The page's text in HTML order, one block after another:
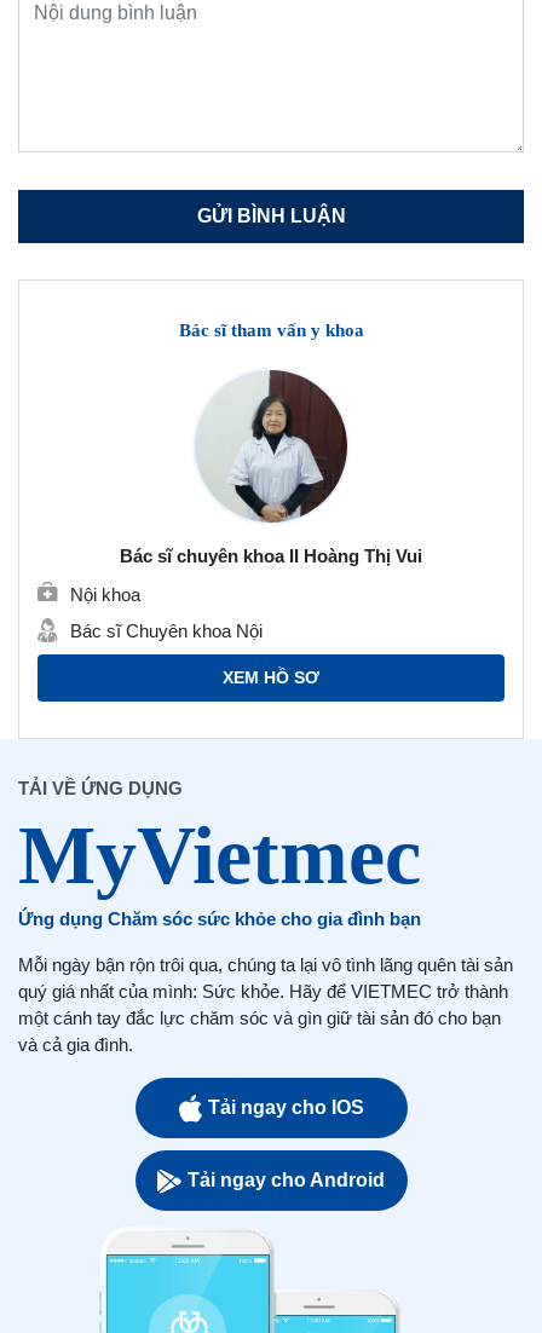
Bác sĩ tham vấn y khoa
Bác sĩ chuyên khoa II Hoàng Thị Vui
Nội khoa
Bác sĩ Chuyên khoa Nội
XEM HỒ SƠ
TẢI VỀ ỨNG DỤNG
Ứng dụng Chăm sóc sức khỏe cho gia đình bạn
Mỗi ngày bận rộn trôi qua, chúng ta lại vô tình lãng quên tài sản
quý giá nhất của mình: Sức khỏe. Hãy để VIETMEC trở thành
một cánh tay đắc lực chăm sóc và gìn giữ tài sản đó cho bạn
và cả gia đình.
Tải ngay cho IOS
Tải ngay cho Android